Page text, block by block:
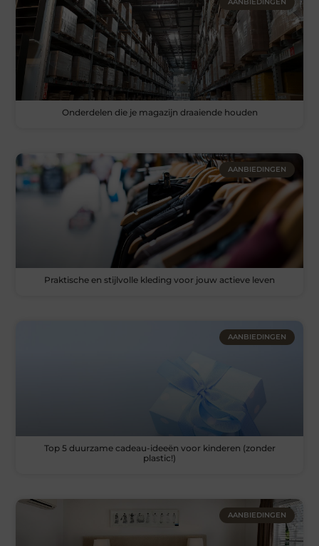
Onderdelen die je magazijn draaiende houden
AANBIEDINGEN
Praktische en stijlvolle kleding voor jouw actieve leven
AANBIEDINGEN
Top 5 duurzame cadeau-ideeën voor kinderen (zonder
plastic!)
AANBIEDINGEN